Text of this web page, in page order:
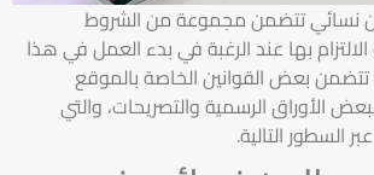
نسائي تتضمن مجموعة من الشروط
الالتزام بها عند الرغبة في بدء العمل في هذا
تتضمن بعض القوانين الخاصة بالموقع
الأوراق الرسمية والتصريحات، والتي
السطور التالية.